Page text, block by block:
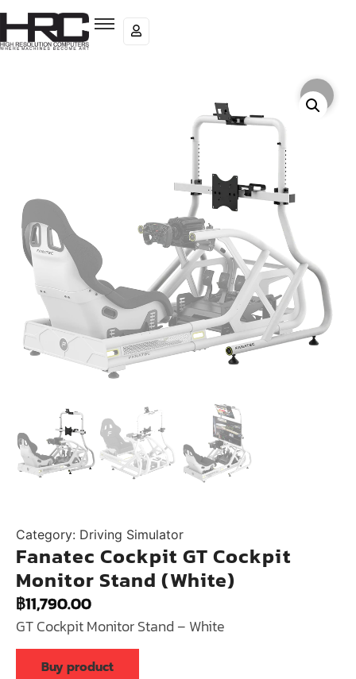
Category: Driving Simulator
Fanatec Cockpit GT Cockpit
Monitor Stand (White)
฿11,790.00
GT Cockpit Monitor Stand – White
Buy product